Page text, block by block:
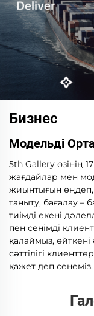
Бизнес
Модельді
5th Gallery өзінің
жағдайлар мен
жиынтығын өңдеп,
таныту, бағалау –
тиімді екені
пен сенімді
қалаймыз,
сәттілігі
қажет деп сенеміз.